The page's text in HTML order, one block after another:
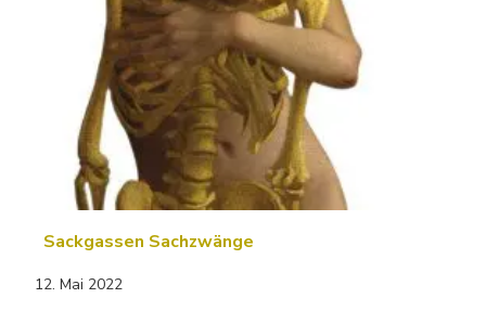
Sackgassen Sachzwänge
12. Mai 2022